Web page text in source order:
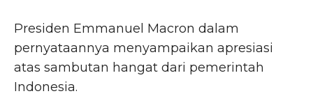
Presiden Emmanuel Macron dalam
pernyataannya menyampaikan apresiasi
atas sambutan hangat dari pemerintah
Indonesia.